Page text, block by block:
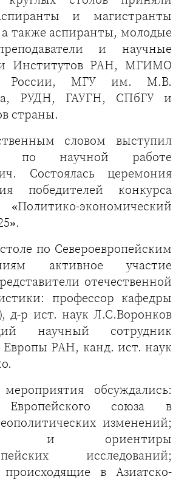
и магистранты
также аспиранты, молодые
и научные
Институтов РАН, МГИМО
МГУ им. М.В.
РУДН, ГАУГН, СПбГУ и
страны.
словом выступил
по научной работе
Состоялась церемония
победителей конкурса
экономический
по Североевропейским
активное участие
отечественной
профессор кафедры
р ист. наук Л.С.Воронков
научный сотрудник
РАН, канд. ист. наук
обсуждались:
Европейского союза в
изменений;
и ориентиры
исследований;
в Азиатско-